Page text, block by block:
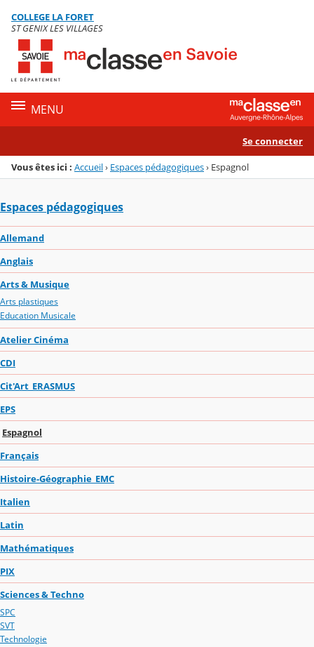
Menu de la rubrique
Contenu
COLLEGE LA FORET
ST GENIX LES VILLAGES
MENU
Se connecter
Vous êtes ici : Accueil› Espaces pédagogiques› Espagnol
Espaces pédagogiques
Allemand
Anglais
Arts & Musique
Arts plastiques
Education Musicale
Atelier Cinéma
CDI
Cit'Art_ERASMUS
EPS
Espagnol
Français
Histoire-Géographie_EMC
Italien
Latin
Mathématiques
PIX
Sciences & Techno
SPC
SVT
Technologie